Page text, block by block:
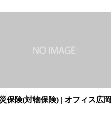
保険(対物保険) | オフィス広岡